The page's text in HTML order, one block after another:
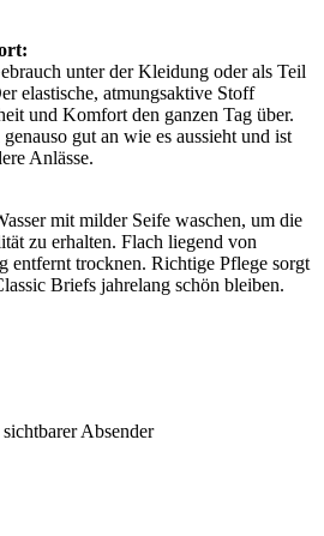
unter der Kleidung oder als Teil
elastische, atmungsaktive Stoff
und Komfort den ganzen Tag über.
gut an wie es aussieht und ist
Anlässe.
mit milder Seife waschen, um die
zu erhalten. Flach liegend von
entfernt trocknen. Richtige Pflege sorgt
Briefs jahrelang schön bleiben.
Absender